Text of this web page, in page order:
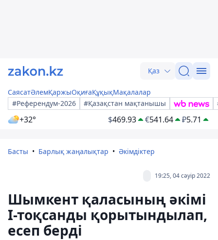
Қаз
СаясатӘлемҚаржыОқиғаҚұқықМақалалар
#Референдум-2026
#Қазақстан мақтанышы
+32° $469.93 €541.64 ₽5.71
Басты Барлық жаңалықтар Әкімдіктер
19:25, 04 сәуір 2022
Шымкент қаласының әкімі
І-тоқсанды қорытындылап,
есеп берді